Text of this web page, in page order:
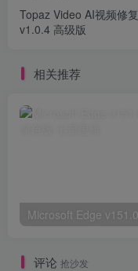
Topaz Video AI视频修复
v1.0.4 高级版
相关推荐
评论 抢沙发